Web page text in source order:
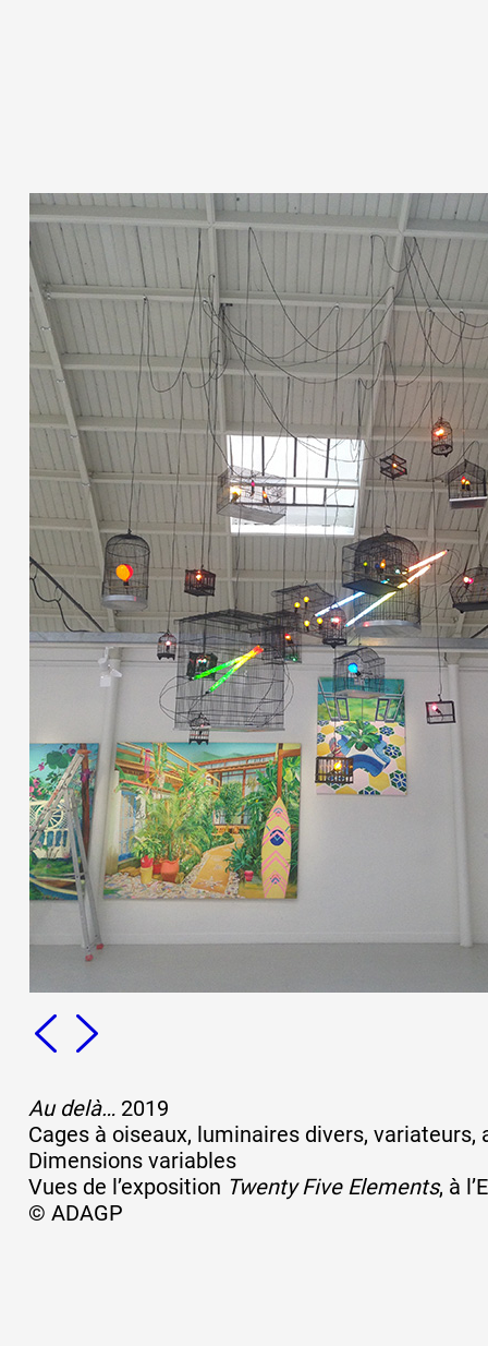
Au delà… 2019
Cages à oiseaux, luminaires divers,
Dimensions variables
Vues de l’exposition Twenty Five Elements, à
© ADAGP